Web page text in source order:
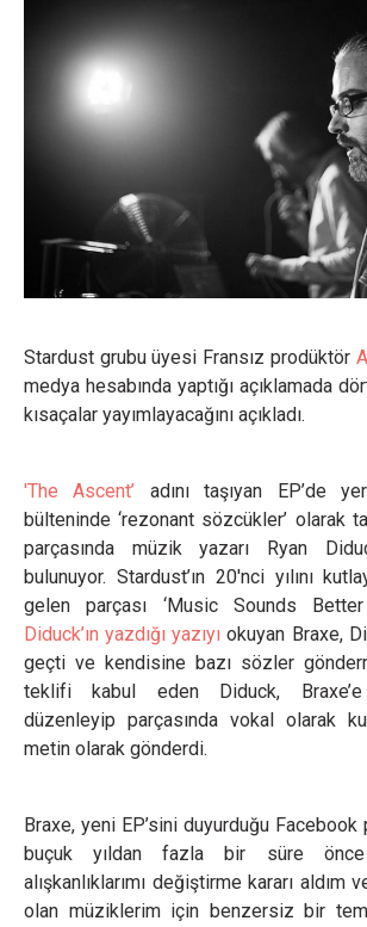
Stardust grubu üyesi Fransız prodüktör
medya hesabında yaptığı açıklamada
kısaçalar yayımlayacağını açıkladı.
'The Ascent’ adını taşıyan EP’de
bülteninde ‘rezonant sözcükler’ olarak
parçasında müzik yazarı Ryan
bulunuyor. Stardust’ın 20'nci yılını
gelen parçası ‘Music Sounds
Diduck’ın yazdığı yazıyı okuyan Braxe,
geçti ve kendisine bazı sözler
teklifi kabul eden Diduck, Braxe’e
düzenleyip parçasında vokal olarak
metin olarak gönderdi.
Braxe, yeni EP’sini duyurduğu Facebook
buçuk yıldan fazla bir süre
alışkanlıklarımı değiştirme kararı aldım
olan müziklerim için benzersiz bir